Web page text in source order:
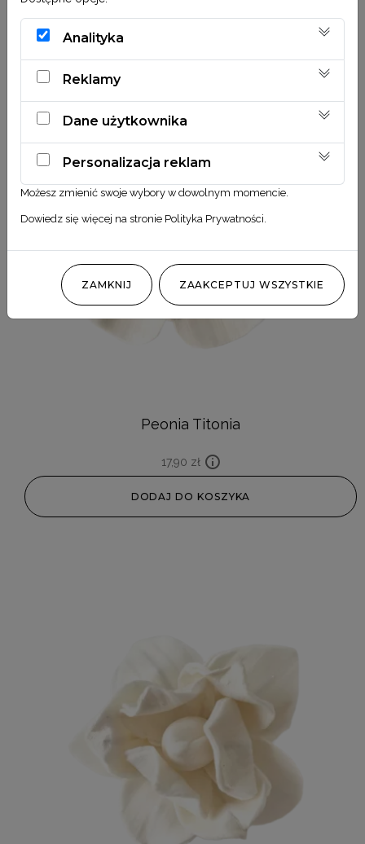
Peonia Titonia
17,90 zł
DODAJ DO KOSZYKA
Analityka
Reklamy
Dane użytkownika
Personalizacja reklam
Możesz zmienić swoje wybory w dowolnym momencie.
Dowiedz się więcej na stronie Polityka Prywatności
ZAMKNIJ ZAAKCEPTUJ WSZYSTKIE